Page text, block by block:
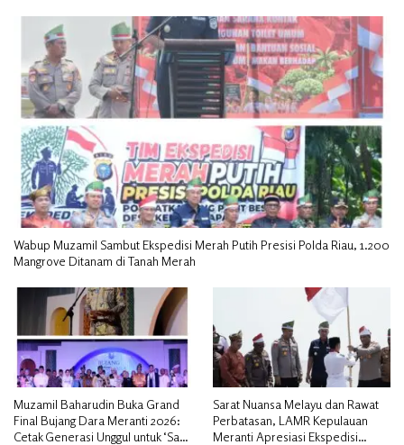
Wabup Muzamil Sambut Ekspedisi Merah Putih Presisi Polda Riau, 1.200
Mangrove Ditanam di Tanah Merah
Muzamil Baharudin Buka Grand
Final Bujang Dara Meranti 2026:
Cetak Generasi Unggul untuk ‘Sagu
Sarat Nuansa Melayu dan Rawat
Perbatasan, LAMR Kepulauan
Meranti Apresiasi Ekspedisi